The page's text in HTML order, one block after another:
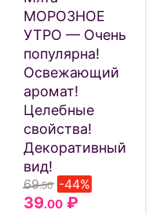
МОРОЗНОЕ
УТРО — Очень
популярна!
Освежающий
аромат!
Целебные
свойства!
Декоративный
вид!
69.50 -44%
39.00 ₽